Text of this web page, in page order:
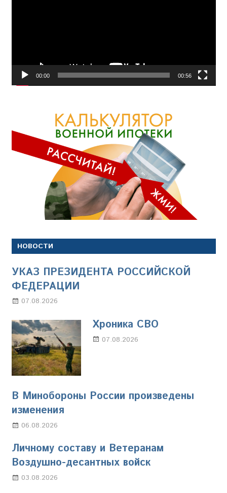
00:00 00:56
НОВОСТИ
УКАЗ ПРЕЗИДЕНТА РОССИЙСКОЙ
ФЕДЕРАЦИИ
07.08.2026
Хроника СВО
07.08.2026
В Минобороны России произведены
изменения
06.08.2026
Личному составу и Ветеранам
Воздушно-десантных войск
03.08.2026